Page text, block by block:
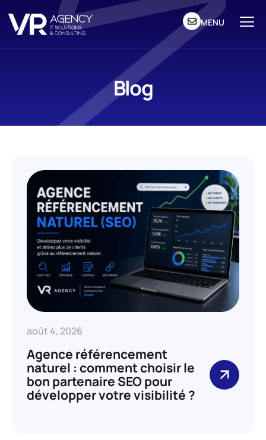
MENU
Blog
août 4, 2026
Agence référencement
naturel : comment choisir le
bon partenaire SEO pour
développer votre visibilité ?